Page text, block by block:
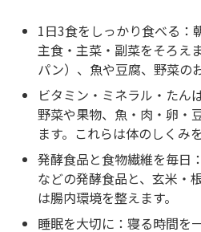
1日3食をしっかり食べる：
主食・主菜・副菜をそろえ
パン）、魚や豆腐、野菜の
ビタミン・ミネラル・たん
野菜や果物、魚・肉・卵・
ます。これらは体のしくみ
発酵食品と食物繊維を毎日
などの発酵食品と、玄米・
は腸内環境を整えます。
睡眠を大切に：寝る時間を